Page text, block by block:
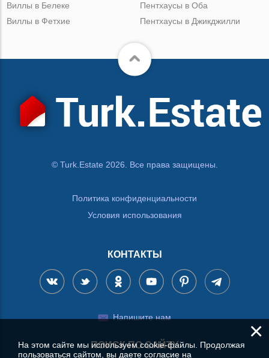
Виллы в Белеке
Виллы в Фетхие
Пентхаусы в Оба
Пентхаусы в Джикджилли
© Turk.Estate 2026. Все права защищены.
Политика конфиденциальности
Условия использования
КОНТАКТЫ
Напишите нам
ПОИСК ПО САЙТУ
×
На этом сайте мы используем cookie-файлы. Продолжая
пользоваться сайтом, вы даете согласие на